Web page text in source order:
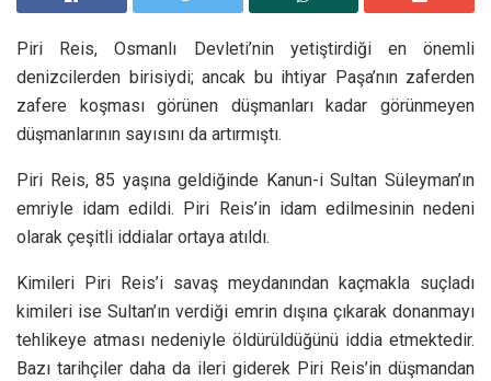
Piri Reis, Osmanlı Devleti’nin yetiştirdiği en önemli
denizcilerden birisiydi; ancak bu ihtiyar Paşa’nın zaferden
zafere koşması görünen düşmanları kadar görünmeyen
düşmanlarının sayısını da artırmıştı.
Piri Reis, 85 yaşına geldiğinde Kanun-i Sultan Süleyman’ın
emriyle idam edildi. Piri Reis’in idam edilmesinin nedeni
olarak çeşitli iddialar ortaya atıldı.
Kimileri Piri Reis’i savaş meydanından kaçmakla suçladı
kimileri ise Sultan’ın verdiği emrin dışına çıkarak donanmayı
tehlikeye atması nedeniyle öldürüldüğünü iddia etmektedir.
Bazı tarihçiler daha da ileri giderek Piri Reis’in düşmandan